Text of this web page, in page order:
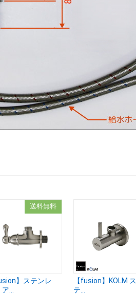
送料無料
】ステンレ
...
【fusion】KOLM ス
テ...